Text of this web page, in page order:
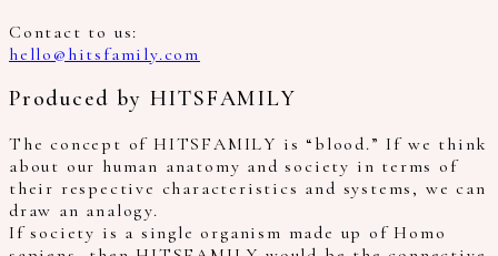
Contact to us:
hello@hitsfamily.com
Produced by HITSFAMILY
The concept of HITSFAMILY is “blood.” If we think
about our human anatomy and society in terms of
their respective characteristics and systems, we can
draw an analogy.
If society is a single organism made up of Homo